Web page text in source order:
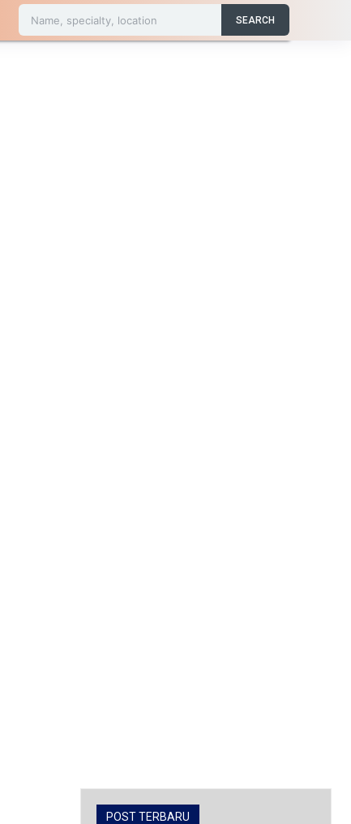
Name, specialty, location SEARCH
POST TERBARU